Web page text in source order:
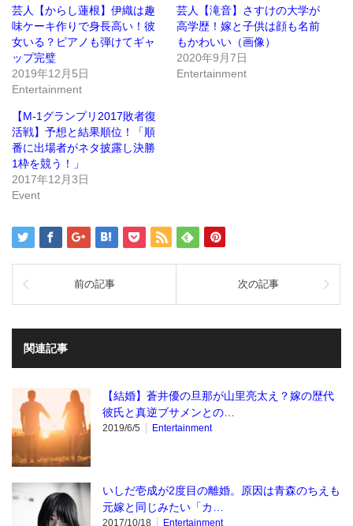
(新
し
い
ウ
ィ
ン
ド
ウ
で
開
ま
す)
ッ
ク
し
て
く
い
(新
し
ウ
ィ
ン
ド
ウ
で
開
き
ま
芸人【からし蓮根】伊織は趣
味ケーキ作りで身長高い！彼
女いる？ピアノも弾けてギャ
ップ完璧
2019年12月5日
Entertainment
芸人【滝音】さすけの大学が
高学歴！嫁と子供は顔も名前
もかわいい（画像）
2020年9月7日
Entertainment
【M-1グランプリ2017敗者復
活戦】予想と結果順位！「順
番に出場者がネタ披露し決勝
1枠を競う！」
2017年12月3日
Event
前の記事 次の記事
関連記事
【結婚】蒼井優の旦那が山里亮太え？嫁の歴代
彼氏と真逆ブサメンとの…
2019/6/5 Entertainment
いしだ壱成が2度目の離婚。原因は青森のちえも
元嫁と同じみたい「カ…
2017/10/18 Entertainment